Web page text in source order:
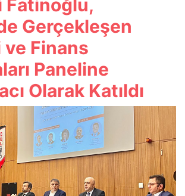
Fatinoğlu,
Gerçekleşen
ve Finans
Paneline
Olarak Katıldı